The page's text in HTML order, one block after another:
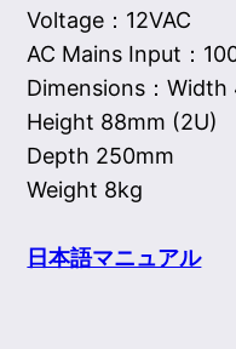
Voltage：12VAC
AC Mains Input：
Dimensions：Width
Height 88mm (2U)
Depth 250mm
Weight 8kg
日本語マニュアル